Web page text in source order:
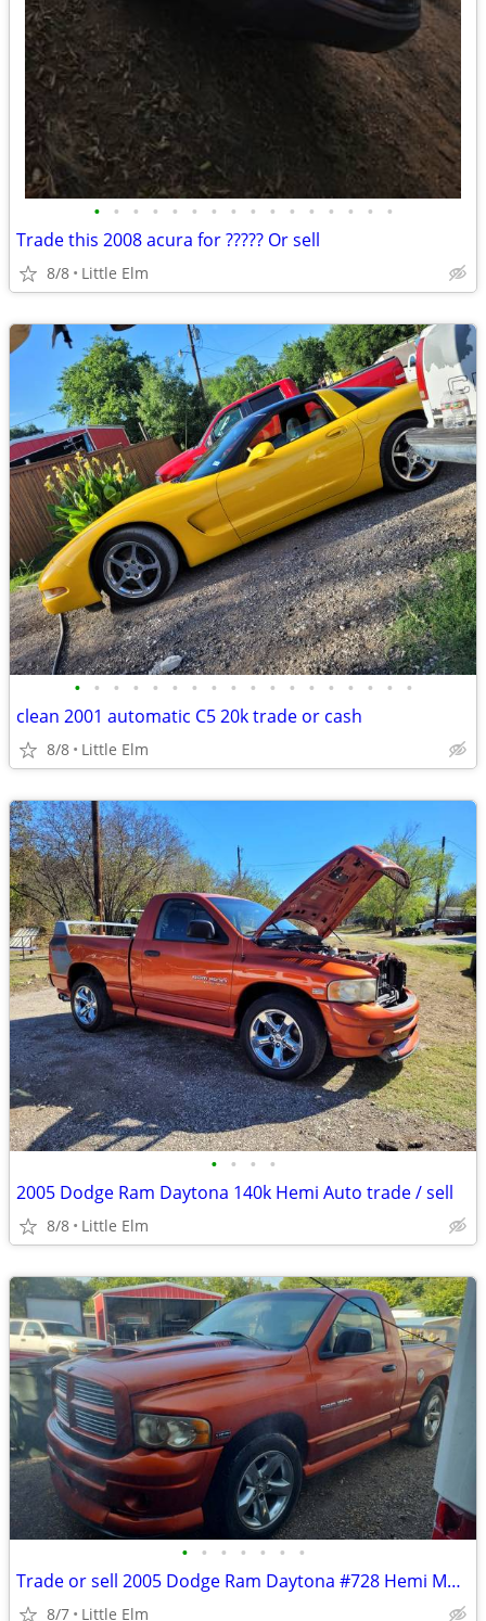
• • • • • • • • • • • • • • • •
Trade this 2008 acura for ????? Or sell
8/8 Little Elm
• • • • • • • • • • • • • • • • • •
clean 2001 automatic C5 20k trade or cash
8/8 Little Elm
• • • •
2005 Dodge Ram Daytona 140k Hemi Auto trade / sell
8/8 Little Elm
• • • • • • •
Trade or sell 2005 Dodge Ram Daytona #728 Hemi Magnum 140k
8/7 Little Elm